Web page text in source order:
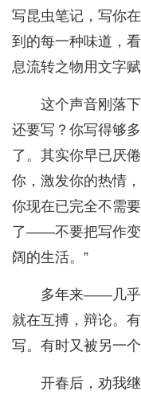
写昆虫笔记，写你
到的每一种味道，
息流转之物用文字
这个声音刚落
还要写？你写得够
了。其实你早已厌
你，激发你的热情，
你现在已完全不需
了——不要把写作变
阔的生活。”
多年来——几乎
就在互搏，辩论。
写。有时又被另一
开春后，劝我